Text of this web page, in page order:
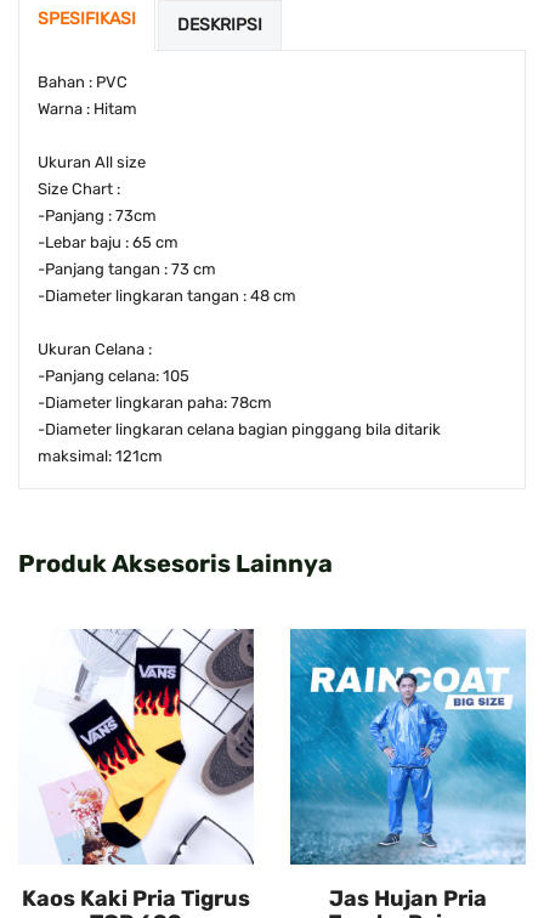
SPESIFIKASI DESKRIPSI
Bahan : PVC
Warna : Hitam
Ukuran All size
Size Chart :
-Panjang : 73cm
-Lebar baju : 65 cm
-Panjang tangan : 73 cm
-Diameter lingkaran tangan : 48 cm
Ukuran Celana :
-Panjang celana: 105
-Diameter lingkaran paha: 78cm
-Diameter lingkaran celana bagian pinggang bila ditarik
maksimal: 121cm
Produk Aksesoris Lainnya
Kaos Kaki Pria Tigrus
Jas Hujan Pria